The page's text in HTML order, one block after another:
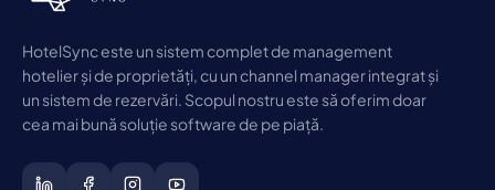
HotelSync este un sistem complet de management
hotelier și de proprietăți, cu un channel manager integrat și
un sistem de rezervări. Scopul nostru este să oferim doar
cea mai bună soluție software de pe piață.